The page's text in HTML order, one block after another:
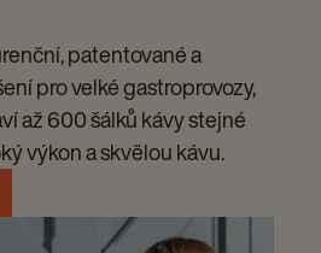
patentované a
pro velké gastroprovozy,
až 600 šálků kávy stejné
výkon a skvělou kávu.​